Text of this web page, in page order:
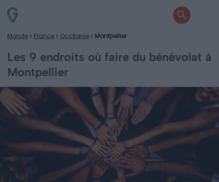
Monde France Occitanie Montpellier
Les 9 endroits où faire du bénévolat à
Montpellier